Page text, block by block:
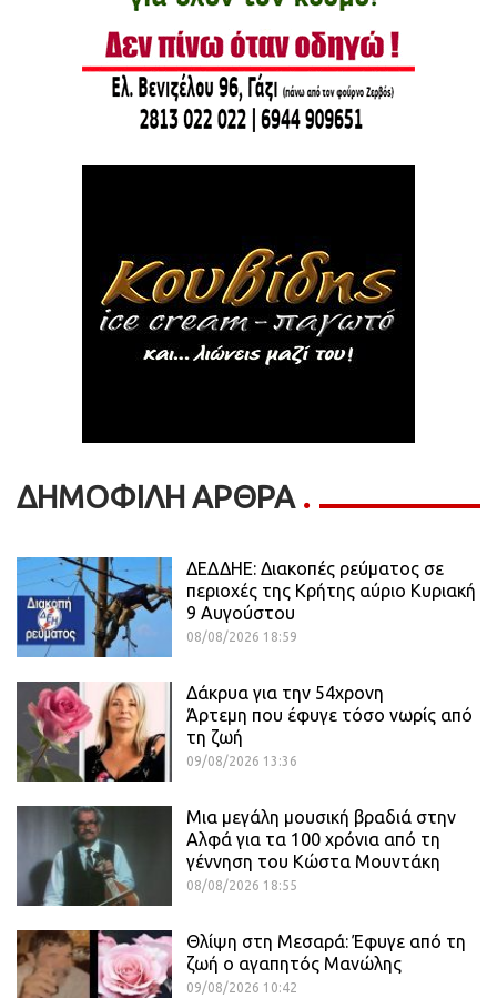
ΔΗΜΟΦΙΛΗ ΑΡΘΡΑ
ΔΕΔΔΗΕ: Διακοπές ρεύματος σε
περιοχές της Κρήτης αύριο Κυριακή
9 Αυγούστου
08/08/2026 18:59
Δάκρυα για την 54χρονη
Άρτεμη που έφυγε τόσο νωρίς από
τη ζωή
09/08/2026 13:36
Μια μεγάλη μουσική βραδιά στην
Αλφά για τα 100 χρόνια από τη
γέννηση του Κώστα Μουντάκη
08/08/2026 18:55
Θλίψη στη Μεσαρά: Έφυγε από τη
ζωή ο αγαπητός Μανώλης
09/08/2026 10:42